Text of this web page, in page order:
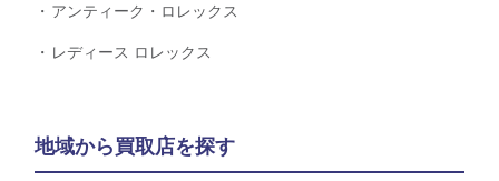
アンティーク・ロレックス
レディース ロレックス
地域から買取店を探す